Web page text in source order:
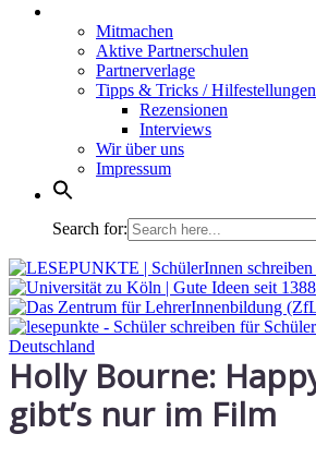
Mitmachen
Aktive Partnerschulen
Partnerverlage
Tipps & Tricks / Hilfestellungen
Rezensionen
Interviews
Wir über uns
Impressum
Search for:
Holly Bourne:
gibt’s nur im Film